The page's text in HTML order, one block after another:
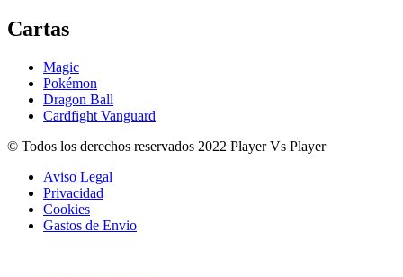
Cartas
Magic
Pokémon
Dragon Ball
Cardfight Vanguard
© Todos los derechos reservados 2022 Player Vs Player
Aviso Legal
Privacidad
Cookies
Gastos de Envio